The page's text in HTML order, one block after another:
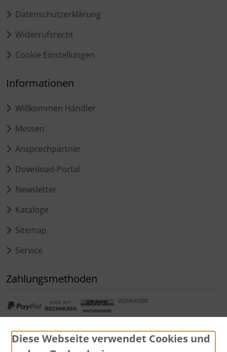
Datenschutzerklärung
Widerrufsrecht
Cookie Einstellungen
Informationen
Willkommen Händler
Messen
Ansprechpartner
Download-Portal
Newsletter
Kataloge
Sitemap
Service
Zahlungsmethoden
Diese Webseite verwendet Cookies und